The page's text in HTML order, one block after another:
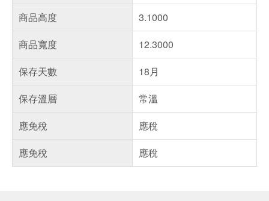
商品高度
3.1000
商品寬度
12.3000
保存天數
18月
保存溫層
常溫
應免稅
應稅
應免稅
應稅